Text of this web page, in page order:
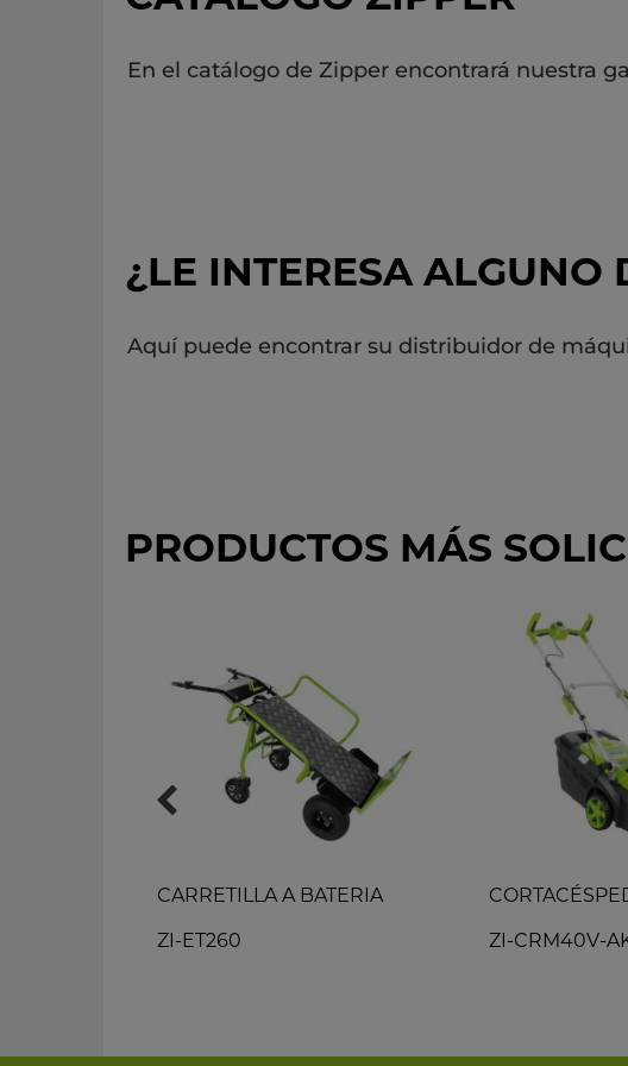
En el catálogo de Zipper encontrará nuestra
¿LE INTERESA ALGUNO
Aquí puede encontrar su distribuidor de
PRODUCTOS MÁS
CARRETILLA A BATERIA
ZI-ET260
ZI-CRM40V-